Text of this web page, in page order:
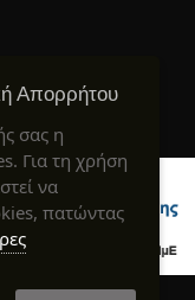
by webIQ ® 2020
Απορρήτου
σας η
Για τη χρήση
να
πατώντας